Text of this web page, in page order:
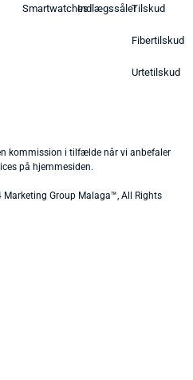
SmartwatchesIndlægssålerTilskud
Fibertilskud
Urtetilskud
kommission i tilfælde når vi anbefaler
på hjemmesiden.
Group Malaga™, All Rights